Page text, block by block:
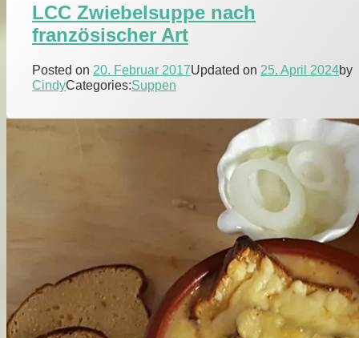
LCC Zwiebelsuppe nach
französischer Art
Posted on 20. Februar 2017Updated on 25. April 2024by
CindyCategories:Suppen